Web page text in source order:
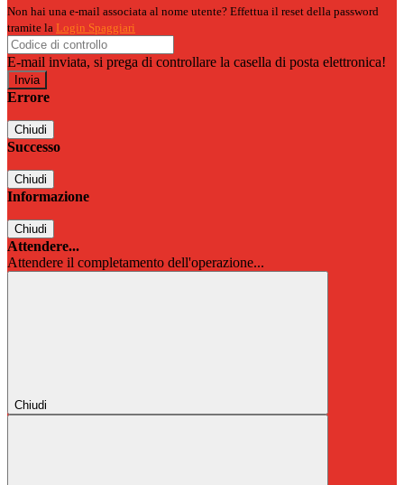
Non hai una e-mail associata al nome utente? Effettua il reset della password
tramite la Login Spaggiari
E-mail inviata, si prega di controllare la casella di posta elettronica!
Errore
Chiudi
Successo
Chiudi
Informazione
Chiudi
Attendere...
Attendere il completamento dell'operazione...
Chiudi